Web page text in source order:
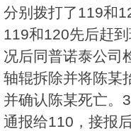
分别拨打了119和
119和120先后赶
况后同普诺泰公司
轴辊拆除并将陈某
并确认陈某死亡。
通报给110，接报